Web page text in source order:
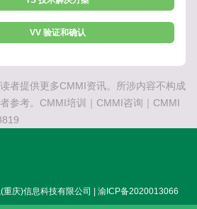
VV 验证和确认
者提供更多CMMI资讯。所涉内容不构成
参考。CMMI培训｜CMMI咨询｜CMMI
庆)信息科技有限公司 | 渝ICP备2020013066